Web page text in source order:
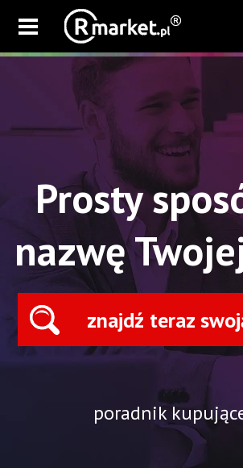
Prosty
nazwę
znajdź teraz
poradnik